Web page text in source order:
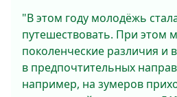
"В этом году молодёжь
путешествовать. При этом
поколенческие различия и
в предпочтительных
например, на зумеров